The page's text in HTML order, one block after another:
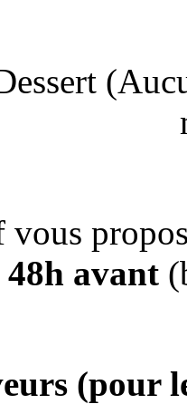
vous
avant
(pour